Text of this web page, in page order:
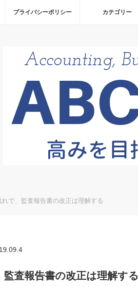
プライバシーポリシー カテゴリー
れで、監査報告書の改正は理解する
監査報告書の改正は理解する